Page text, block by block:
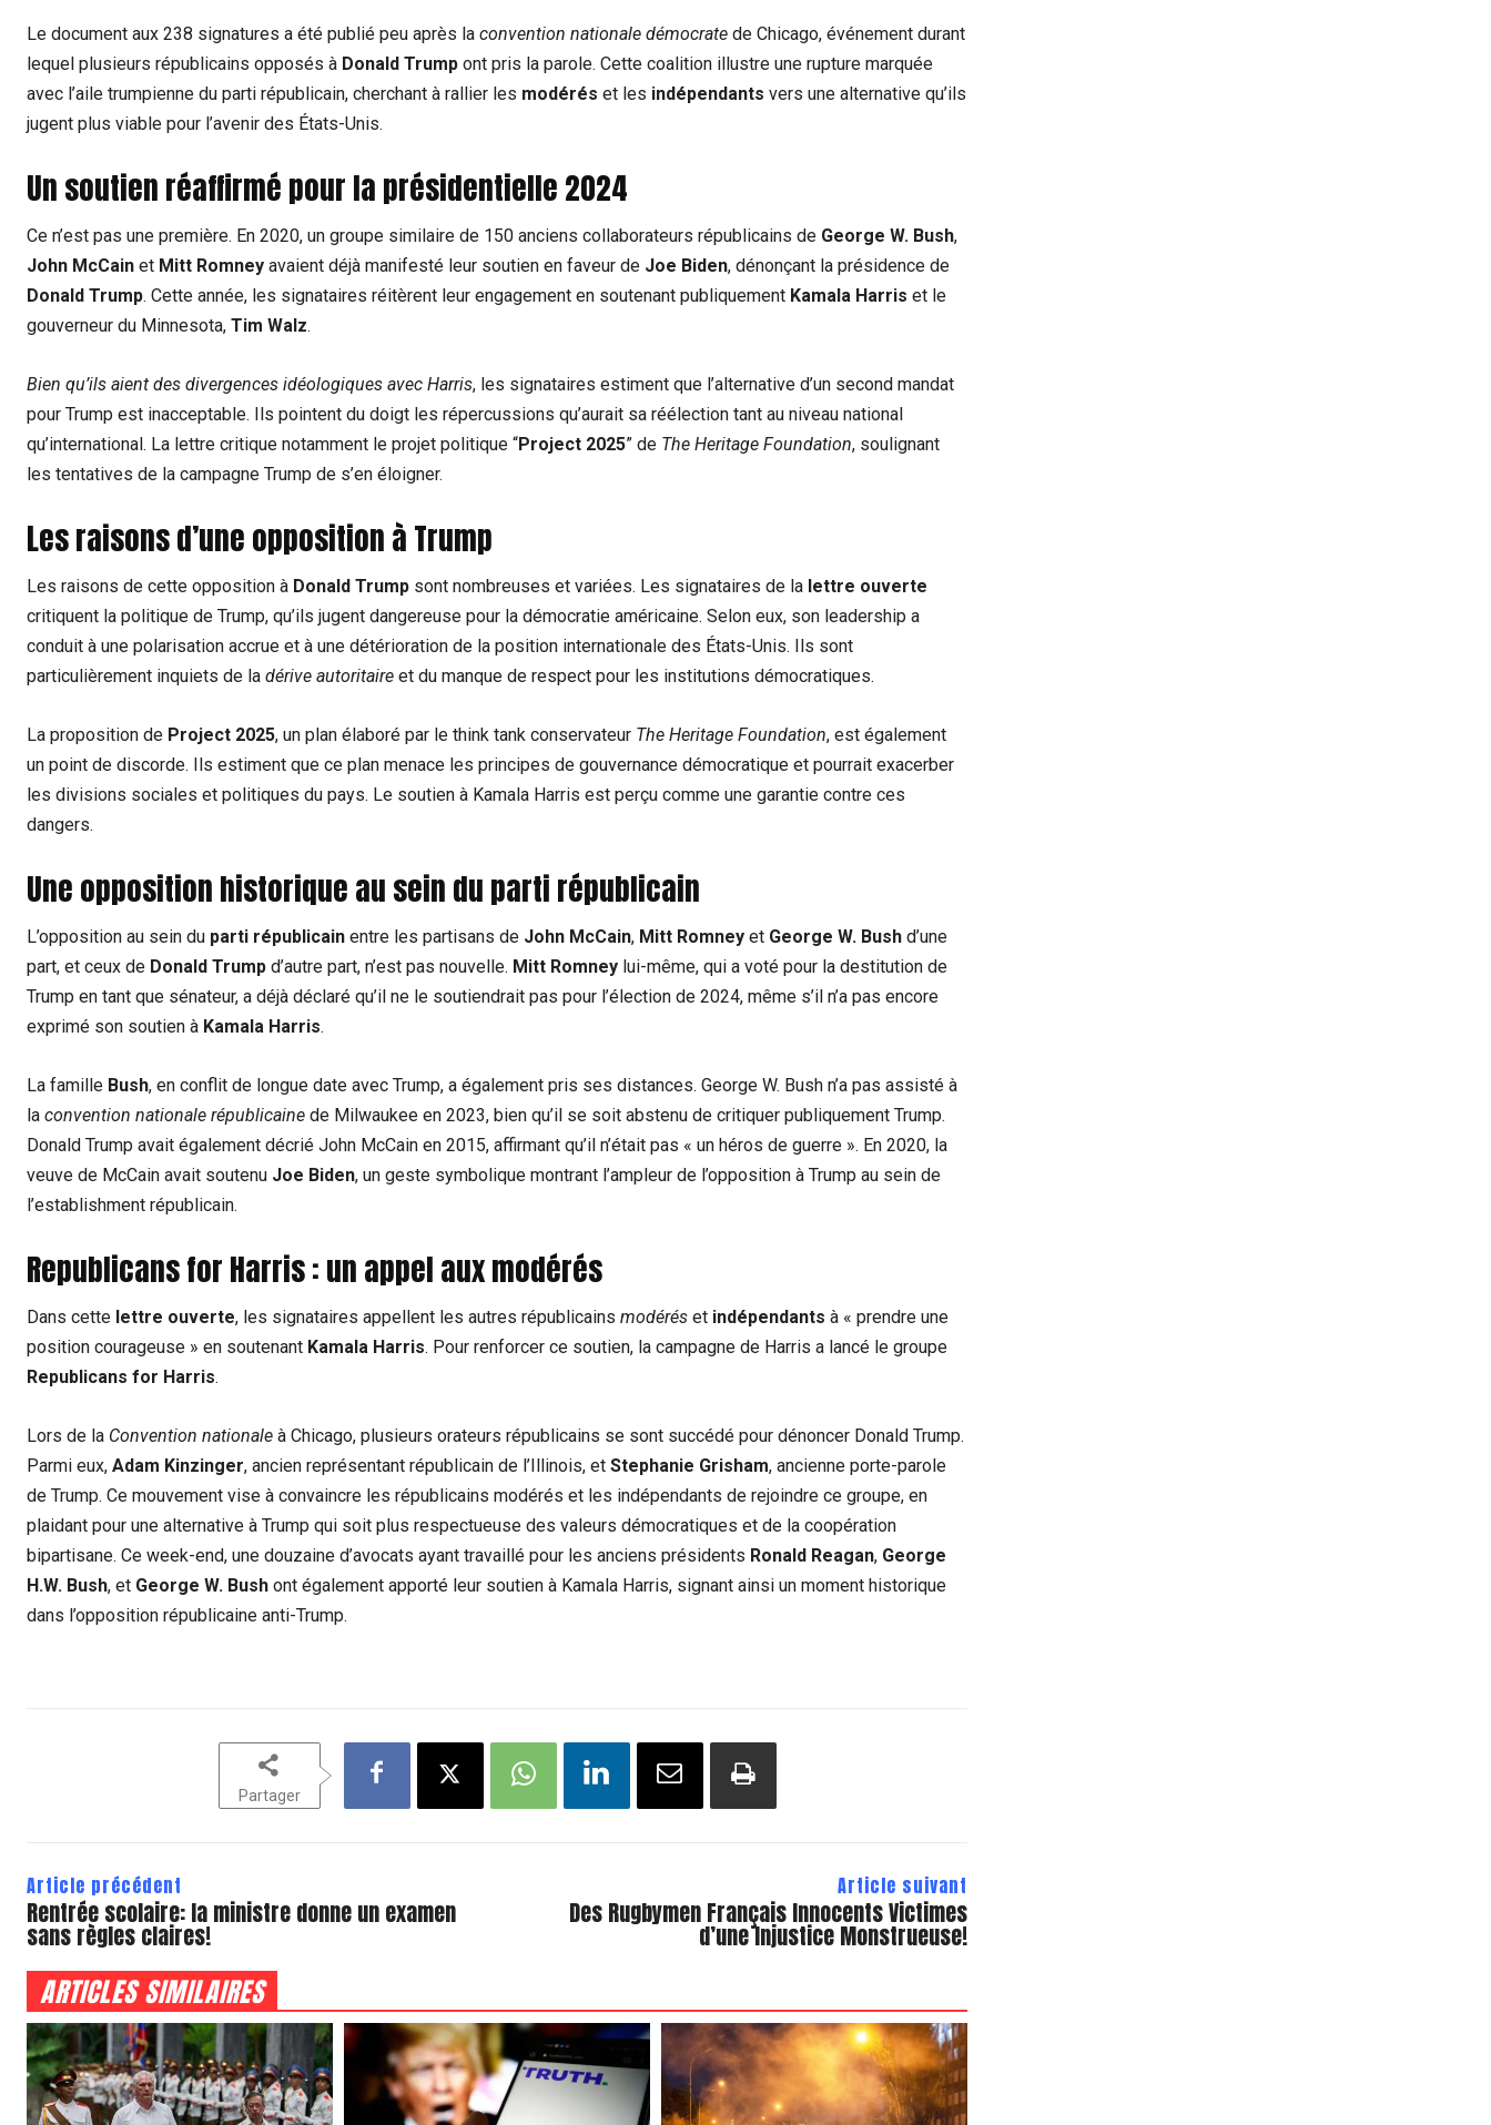
Le document aux 238 signatures a été publié peu après la convention nationale démocrate de Chicago, événement durant
lequel plusieurs républicains opposés à Donald Trump ont pris la parole. Cette coalition illustre une rupture marquée
avec l’aile trumpienne du parti républicain, cherchant à rallier les modérés et les indépendants vers une alternative qu’ils
jugent plus viable pour l’avenir des États-Unis.
Un soutien réaffirmé pour la présidentielle 2024
Ce n’est pas une première. En 2020, un groupe similaire de 150 anciens collaborateurs républicains de George W. Bush,
John McCain et Mitt Romney avaient déjà manifesté leur soutien en faveur de Joe Biden, dénonçant la présidence de
Donald Trump. Cette année, les signataires réitèrent leur engagement en soutenant publiquement Kamala Harris et le
gouverneur du Minnesota, Tim Walz.
Bien qu’ils aient des divergences idéologiques avec Harris, les signataires estiment que l’alternative d’un second mandat
pour Trump est inacceptable. Ils pointent du doigt les répercussions qu’aurait sa réélection tant au niveau national
qu’international. La lettre critique notamment le projet politique “Project 2025” de The Heritage Foundation, soulignant
les tentatives de la campagne Trump de s’en éloigner.
Les raisons d’une opposition à Trump
Les raisons de cette opposition à Donald Trump sont nombreuses et variées. Les signataires de la lettre ouverte
critiquent la politique de Trump, qu’ils jugent dangereuse pour la démocratie américaine. Selon eux, son leadership a
conduit à une polarisation accrue et à une détérioration de la position internationale des États-Unis. Ils sont
particulièrement inquiets de la dérive autoritaire et du manque de respect pour les institutions démocratiques.
La proposition de Project 2025, un plan élaboré par le think tank conservateur The Heritage Foundation, est également
un point de discorde. Ils estiment que ce plan menace les principes de gouvernance démocratique et pourrait exacerber
les divisions sociales et politiques du pays. Le soutien à Kamala Harris est perçu comme une garantie contre ces
dangers.
Une opposition historique au sein du parti républicain
L’opposition au sein du parti républicain entre les partisans de John McCain, Mitt Romney et George W. Bush d’une
part, et ceux de Donald Trump d’autre part, n’est pas nouvelle. Mitt Romney lui-même, qui a voté pour la destitution de
Trump en tant que sénateur, a déjà déclaré qu’il ne le soutiendrait pas pour l’élection de 2024, même s’il n’a pas encore
exprimé son soutien à Kamala Harris.
La famille Bush, en conflit de longue date avec Trump, a également pris ses distances. George W. Bush n’a pas assisté à
la convention nationale républicaine de Milwaukee en 2023, bien qu’il se soit abstenu de critiquer publiquement Trump.
Donald Trump avait également décrié John McCain en 2015, affirmant qu’il n’était pas « un héros de guerre ». En 2020, la
veuve de McCain avait soutenu Joe Biden, un geste symbolique montrant l’ampleur de l’opposition à Trump au sein de
l’establishment républicain.
Republicans for Harris : un appel aux modérés
Dans cette lettre ouverte, les signataires appellent les autres républicains modérés et indépendants à « prendre une
position courageuse » en soutenant Kamala Harris. Pour renforcer ce soutien, la campagne de Harris a lancé le groupe
Republicans for Harris.
Lors de la Convention nationale à Chicago, plusieurs orateurs républicains se sont succédé pour dénoncer Donald Trump.
Parmi eux, Adam Kinzinger, ancien représentant républicain de l’Illinois, et Stephanie Grisham, ancienne porte-parole
de Trump. Ce mouvement vise à convaincre les républicains modérés et les indépendants de rejoindre ce groupe, en
plaidant pour une alternative à Trump qui soit plus respectueuse des valeurs démocratiques et de la coopération
bipartisane. Ce week-end, une douzaine d’avocats ayant travaillé pour les anciens présidents Ronald Reagan, George
H.W. Bush, et George W. Bush ont également apporté leur soutien à Kamala Harris, signant ainsi un moment historique
dans l’opposition républicaine anti-Trump.
Partager
Article précédent
Rentrée scolaire: la ministre donne un examen
sans règles claires!
Article suivant
Des Rugbymen Français Innocents Victimes
d’une Injustice Monstrueuse!
ARTICLES SIMILAIRES